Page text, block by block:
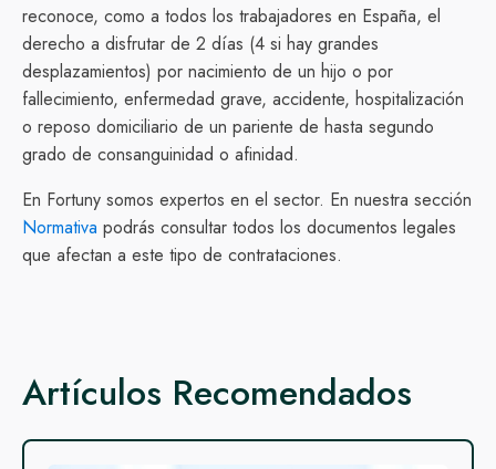
reconoce, como a todos los trabajadores en España, el
derecho a disfrutar de 2 días (4 si hay grandes
desplazamientos) por nacimiento de un hijo o por
fallecimiento, enfermedad grave, accidente, hospitalización
o reposo domiciliario de un pariente de hasta segundo
grado de consanguinidad o afinidad.
En Fortuny somos expertos en el sector. En nuestra sección
Normativa podrás consultar todos los documentos legales
que afectan a este tipo de contrataciones.
Artículos Recomendados